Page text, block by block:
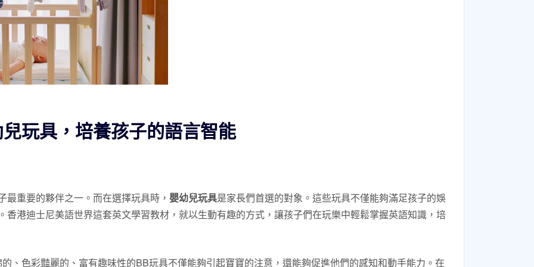
玩具，培養孩子的語言智能
重要的夥伴之一。而在選擇玩具時， 嬰幼兒玩具是家長們首選的對象。這些玩具不僅能夠滿足孩子的娛
香港迪士尼美語世界這套英文學習教材，就以生動有趣的方式，讓孩子們在玩樂中輕鬆掌握英語知識，培
、色彩豔麗的、富有趣味性的BB玩具不僅能夠引起寶寶的注意，還能夠促進他們的感知和動手能力。在